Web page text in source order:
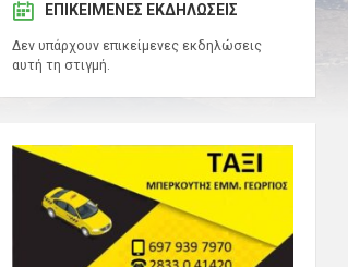
ΕΠΙΚΕΊΜΕΝΕΣ ΕΚΔΗΛΏΣΕΙΣ
Δεν υπάρχουν επικείμενες εκδηλώσεις
αυτή τη στιγμή.